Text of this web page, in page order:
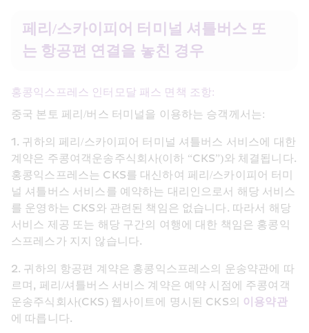
페리/스카이피어 터미널 셔틀버스 또
는 항공편 연결을 놓친 경우
홍콩익스프레스 인터모달 패스 면책 조항:
중국 본토 페리/버스 터미널을 이용하는 승객께서는:
1. 귀하의 페리/스카이피어 터미널 셔틀버스 서비스에 대한
계약은 주콩여객운송주식회사(이하 “CKS”)와 체결됩니다.
홍콩익스프레스는 CKS를 대신하여 페리/스카이피어 터미
널 셔틀버스 서비스를 예약하는 대리인으로서 해당 서비스
를 운영하는 CKS와 관련된 책임은 없습니다. 따라서 해당
서비스 제공 또는 해당 구간의 여행에 대한 책임은 홍콩익
스프레스가 지지 않습니다.
2. 귀하의 항공편 계약은 홍콩익스프레스의 운송약관에 따
르며, 페리/셔틀버스 서비스 계약은 예약 시점에 주콩여객
운송주식회사(CKS) 웹사이트에 명시된 CKS의 이용약관
에 따릅니다.